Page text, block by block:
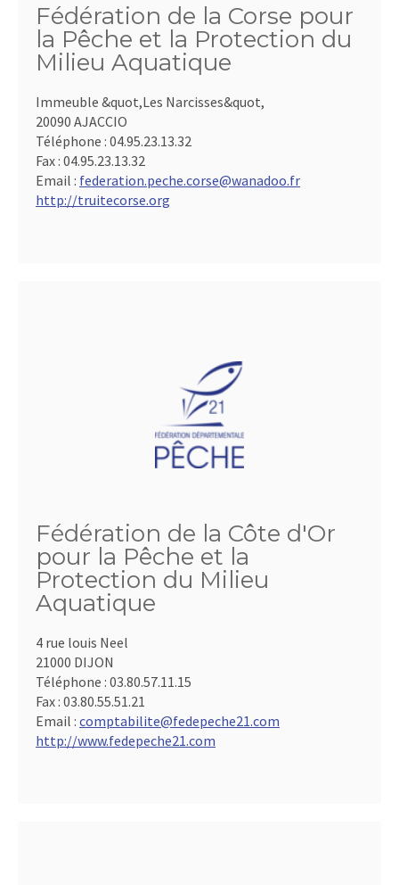
Fédération de la Corse pour
la Pêche et la Protection du
Milieu Aquatique
Immeuble &quot,Les Narcisses&quot,
20090 AJACCIO
Téléphone : 04.95.23.13.32
Fax : 04.95.23.13.32
Email : federation.peche.corse@wanadoo.fr
http://truitecorse.org
Fédération de la Côte d'Or
pour la Pêche et la
Protection du Milieu
Aquatique
4 rue louis Neel
21000 DIJON
Téléphone : 03.80.57.11.15
Fax : 03.80.55.51.21
Email : comptabilite@fedepeche21.com
http://www.fedepeche21.com